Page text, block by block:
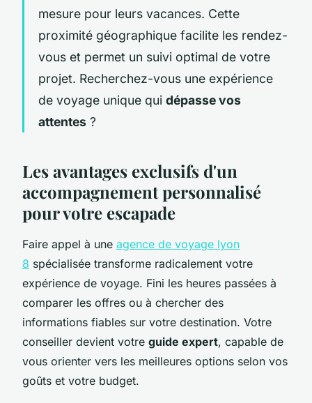
mesure pour leurs vacances. Cette
proximité géographique facilite les rendez-
vous et permet un suivi optimal de votre
projet. Recherchez-vous une expérience
de voyage unique qui dépasse vos
attentes ?
Les avantages exclusifs d'un
accompagnement personnalisé
pour votre escapade
Faire appel à une agence de voyage lyon
8 spécialisée transforme radicalement votre
expérience de voyage. Fini les heures passées à
comparer les offres ou à chercher des
informations fiables sur votre destination. Votre
conseiller devient votre guide expert, capable de
vous orienter vers les meilleures options selon vos
goûts et votre budget.